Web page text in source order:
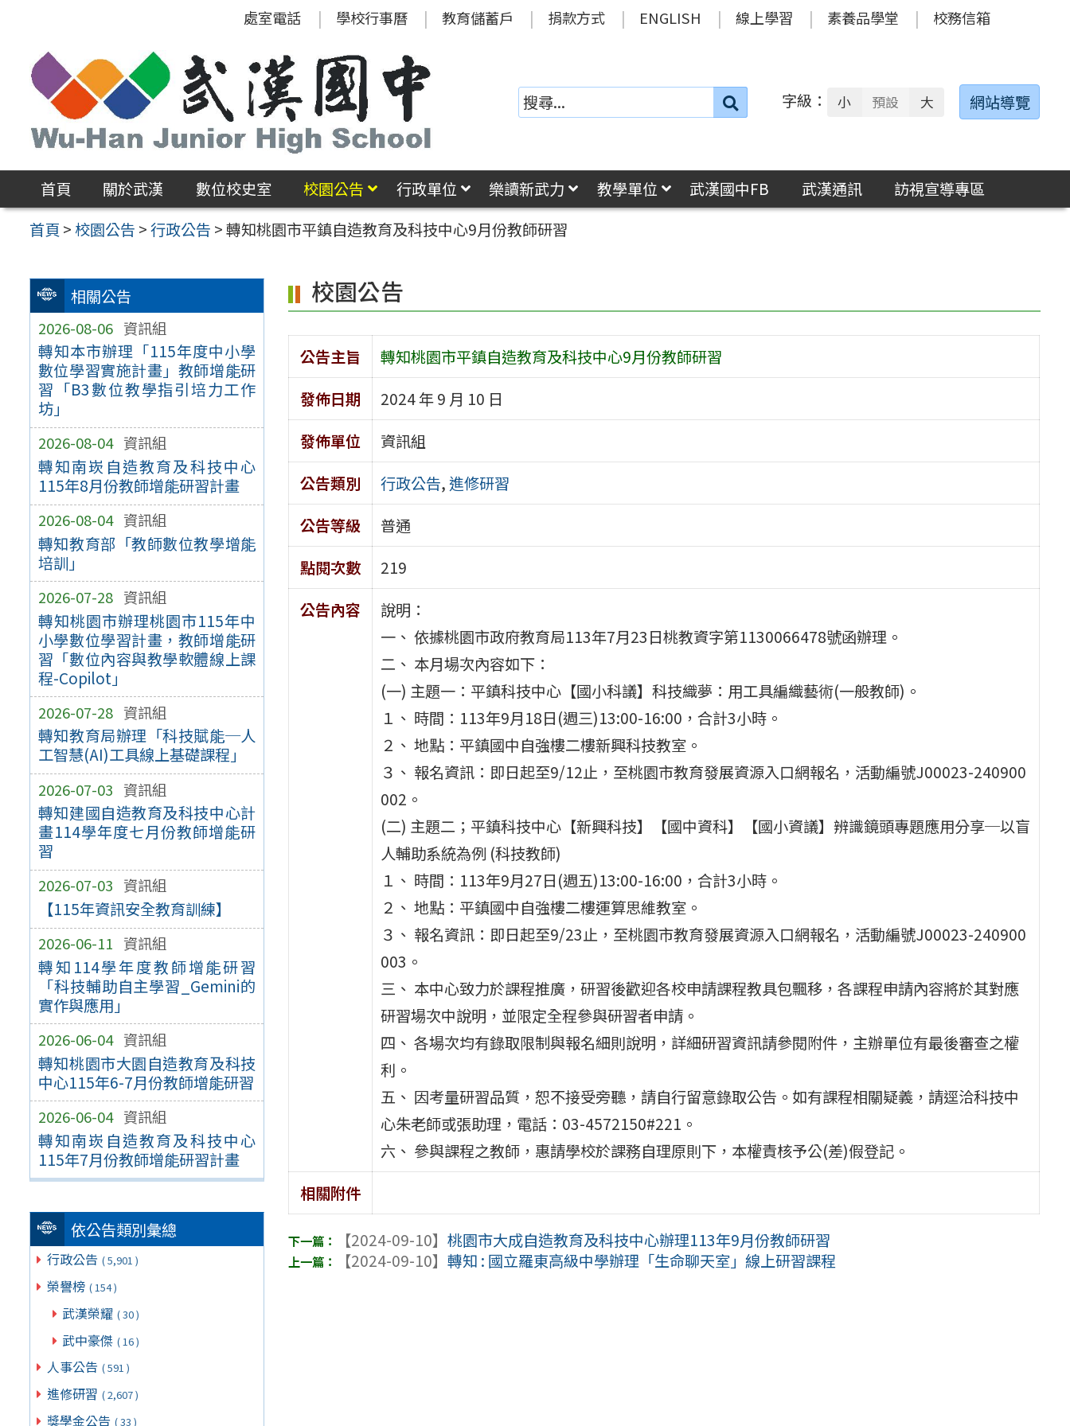
區
處室電話 學校行事曆 教育儲蓄戶 捐款方式 ENGLISH 線上學習 素養品學堂 校務信箱
搜
字級： 小 預設 大 網站導覽
首頁 關於武漢 數位校史室 校園公告 行政單位 樂讀新武力 教學單位 武漢國中FB 武漢通訊
訪視宣導專區
首頁 >校園公告 >行政公告 >轉知桃園市平鎮自造教育及科技中心9月份教師研習
相關公告
2026-08-06 資訊組
轉知本市辦理「115年度中小學
數位學習實施計畫」教師增能研
習「B3數位教學指引培力工作
坊」
2026-08-04 資訊組
轉知南崁自造教育及科技中心
115年8月份教師增能研習計畫
2026-08-04 資訊組
轉知教育部「教師數位教學增能
培訓」
2026-07-28 資訊組
轉知桃園市辦理桃園市115年中
小學數位學習計畫，教師增能研
習「數位內容與教學軟體線上課
程-Copilot」
2026-07-28 資訊組
轉知教育局辦理「科技賦能─人
工智慧(AI)工具線上基礎課程」
2026-07-03 資訊組
轉知建國自造教育及科技中心計
畫114學年度七月份教師增能研
習
2026-07-03 資訊組
【115年資訊安全教育訓練】
2026-06-11 資訊組
轉知114學年度教師增能研習
「科技輔助自主學習_Gemini的
實作與應用」
2026-06-04 資訊組
轉知桃園市大園自造教育及科技
中心115年6-7月份教師增能研習
2026-06-04 資訊組
轉知南崁自造教育及科技中心
115年7月份教師增能研習計畫
依公告類別彙總
行政公告 ( 5,901 )
榮譽榜 ( 154 )
武漢榮耀 ( 30 )
武中豪傑 ( 16 )
人事公告 ( 591 )
進修研習 ( 2,607 )
獎學金公告 ( 33 )
校園公告
公告主旨
轉知桃園市平鎮自造教育及科技中心9月份教師研習
發佈日期
2024 年 9 月 10 日
發佈單位
資訊組
公告類別
行政公告,進修研習
公告等級
普通
點閱次數
219
公告內容
說明：
一、 依據桃園市政府教育局113年7月23日桃教資字第1130066478號函辦理。
二、 本月場次內容如下：
(一) 主題一：平鎮科技中心【國小科議】科技織夢：用工具編織藝術(一般教師)。
１、 時間：113年9月18日(週三)13:00-16:00，合計3小時。
２、 地點：平鎮國中自強樓二樓新興科技教室。
３、 報名資訊：即日起至9/12止，至桃園市教育發展資源入口網報名，活動編號J00023-240900
002。
(二) 主題二；平鎮科技中心【新興科技】【國中資科】【國小資議】辨識鏡頭專題應用分享─以盲
人輔助系統為例 (科技教師)
１、 時間：113年9月27日(週五)13:00-16:00，合計3小時。
２、 地點：平鎮國中自強樓二樓運算思維教室。
３、 報名資訊：即日起至9/23止，至桃園市教育發展資源入口網報名，活動編號J00023-240900
003。
三、 本中心致力於課程推廣，研習後歡迎各校申請課程教具包飄移，各課程申請內容將於其對應
研習場次中說明，並限定全程參與研習者申請。
四、 各場次均有錄取限制與報名細則說明，詳細研習資訊請參閱附件，主辦單位有最後審查之權
利。
五、 因考量研習品質，恕不接受旁聽，請自行留意錄取公告。如有課程相關疑義，請逕洽科技中
心朱老師或張助理，電話：03-4572150#221。
六、 參與課程之教師，惠請學校於課務自理原則下，本權責核予公(差)假登記。
相關附件
【2024-09-10】桃園市大成自造教育及科技中心辦理113年9月份教師研習
【2024-09-10】轉知 : 國立羅東高級中學辦理「生命聊天室」線上研習課程